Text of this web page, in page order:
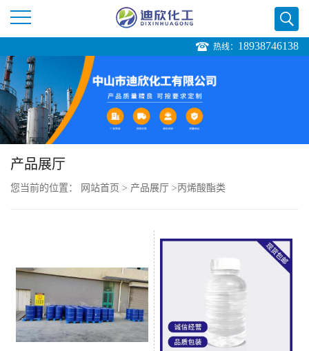
司
首
页
公
绍
公
热线： 18938746138
产品展厅
您当前的位置： 网站首页 > 产品展厅 >丙烯酸酯类